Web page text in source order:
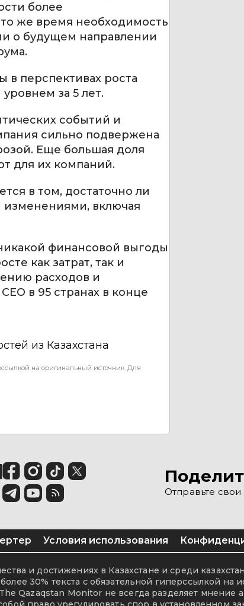
более
же время необходимость
о будущем направлении
в перспективах роста
за 5 лет.
событий и
сильно подвержена
Еще большая доля
для их компаний.
в том, достаточно ли
изменениями, включая
финансовой выгоды
как затрат, так и
расходов и
в 95 странах в конце
из Казахстана
на оригинальный источник. Для
Отправьте
Условия использования
и достижениях в Казахстане и среди
30% текста с обязательной гиперссылкой на
Qazaqstan Monitor не всегда разделяет мнение